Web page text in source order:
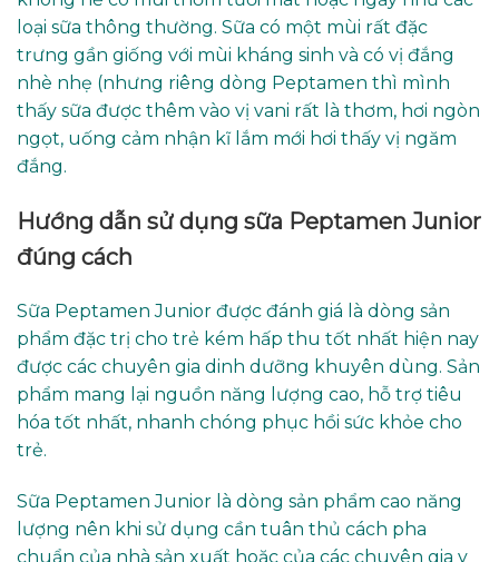
loại sữa thông thường. Sữa có một mùi rất đặc
trưng gần giống với mùi kháng sinh và có vị đắng
nhè nhẹ (nhưng riêng dòng Peptamen thì mình
thấy sữa được thêm vào vị vani rất là thơm, hơi ngòn
ngọt, uống cảm nhận kĩ lắm mới hơi thấy vị ngăm
đắng.
Hướng dẫn sử dụng sữa Peptamen Junior
đúng cách
Sữa Peptamen Junior được đánh giá là dòng sản
phẩm đặc trị cho trẻ kém hấp thu tốt nhất hiện nay
được các chuyên gia dinh dưỡng khuyên dùng. Sản
phẩm mang lại nguồn năng lượng cao, hỗ trợ tiêu
hóa tốt nhất, nhanh chóng phục hồi sức khỏe cho
trẻ.
Sữa Peptamen Junior là dòng sản phẩm cao năng
lượng nên khi sử dụng cần tuân thủ cách pha
chuẩn của nhà sản xuất hoặc của các chuyên gia y